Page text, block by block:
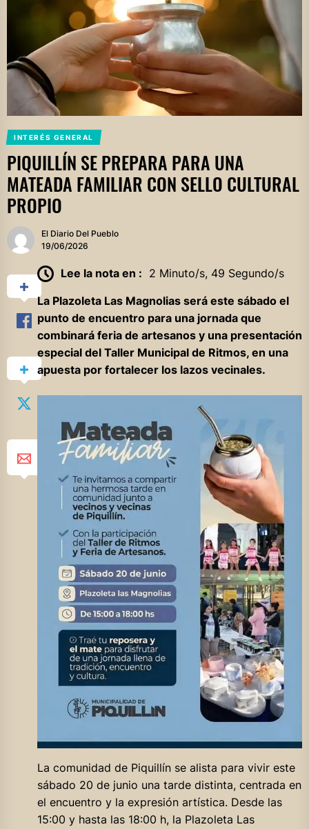
INTERÉS GENERAL
PIQUILLÍN SE PREPARA PARA UNA
MATEADA FAMILIAR CON SELLO CULTURAL
PROPIO
El Diario Del Pueblo
19/06/2026
Lee la nota en : 2 Minuto/s, 49 Segundo/s
La Plazoleta Las Magnolias será este sábado el
punto de encuentro para una jornada que
combinará feria de artesanos y una presentación
especial del Taller Municipal de Ritmos, en una
apuesta por fortalecer los lazos vecinales.
La comunidad de Piquillín se alista para vivir este
sábado 20 de junio una tarde distinta, centrada en
el encuentro y la expresión artística. Desde las
15:00 y hasta las 18:00 h, la Plazoleta Las